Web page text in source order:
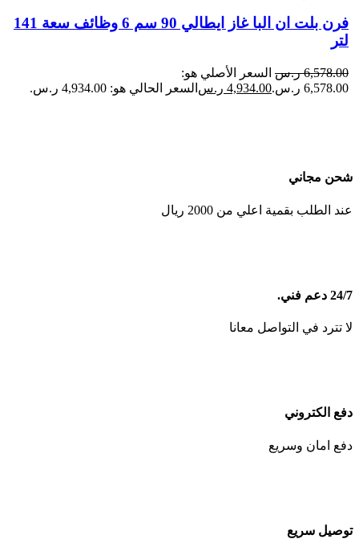
فرن بلت ان البا​ غاز ايطالي 90 سم 6 وظائف سعة 141
لتر
6,578.00 ر.س السعر الأصلي هو:
6,578.00 ر.س.
4,934.00 ر.س السعر الحالي هو: 4,934.00 ر.س.
شحن مجاني
عند الطلب بقمية اعلي من 2000 ريال
24/7 دعم فني.
لا تترد في التواصل معانا
دفع الكتروني
دفع امان وسريع
توصيل سريع